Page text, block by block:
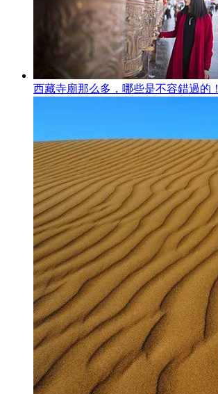
西藏寺廟那么多，哪些是不容錯過的！